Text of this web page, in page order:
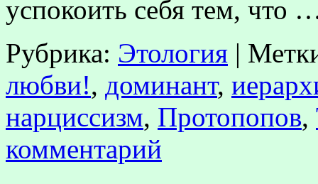
успокоить себя тем, что
Рубрика: Этология |
любви!, доминант,
нарциссизм, Протопопов,
комментарий